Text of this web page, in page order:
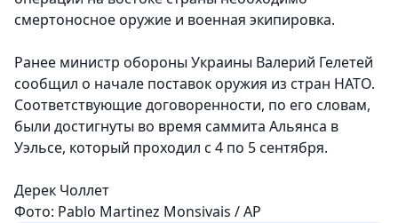
смертоносное оружие и военная экипировка.
Ранее министр обороны Украины Валерий Гелетей
сообщил о начале поставок оружия из стран НАТО.
Соответствующие договоренности, по его словам,
были достигнуты во время саммита Альянса в
Уэльсе, который проходил с 4 по 5 сентября.
Дерек Чоллет
Фото: Pablo Martinez Monsivais / AP